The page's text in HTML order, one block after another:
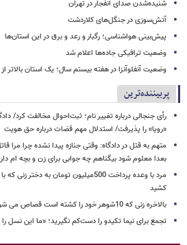
شنیده‌شدن صدای انفجار در تهران
آتش‌سوزی در جنگل‌های کلاردشت
پیش‌بینی هواشناسی؛ رگبار و رعد و برق در این استان‌ها
وضعیت ترافیکی جاده‌ها اعلام شد
وضعیت آنفلوآنزا در هفته بیستم سال؛ یک استان بالاتر از
پربیننده‌ترین
رأی جنجالی درباره تغییر نام؛ ثبت‌احوال مخالفت کرد/
«رویا» را پذیرفت/ استدلال مهم قضات درباره حق هویت
متهم به قتل در دادگاه: وقتی جنازه پیدا نشده چرا مرا
بعدا معلوم شود بیگناهم چه جوابی برای زن و بچه ام
مرد با وعده پرداخت 500میلیون تومان
کشید
بالاخره زنی که 10شوهر خود را کشته است قصاص می شود؟چرا او چنین جنایتهایی کرد؟
تجمع برای نیما تکیدو را دست‌کم نگیرید؛ «ما این نسل